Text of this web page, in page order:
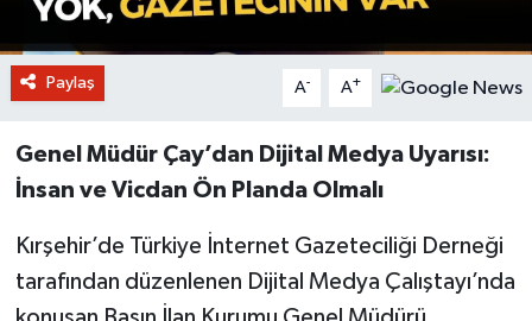
Paylaş A- A+
Genel Müdür Çay’dan Dijital Medya Uyarısı:
İnsan ve Vicdan Ön Planda Olmalı
Kırşehir’de Türkiye İnternet Gazeteciliği Derneği
tarafından düzenlenen Dijital Medya Çalıştayı’nda